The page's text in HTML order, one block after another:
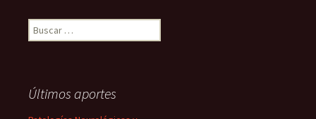
Buscar:
Últimos aportes